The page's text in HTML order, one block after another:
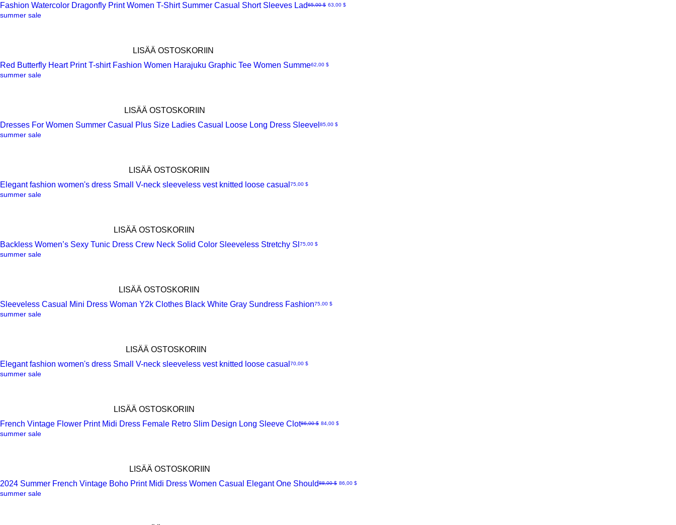
Pikakatselu
Fashion Watercolor Dragonfly Print Women T-Shirt Summer Casual Short Sleeves LadNormaali hinta
65,00 $ Alehinta
63,00 $
summer sale
LISÄÄ OSTOSKORIIN
Pikakatselu
Red Butterfly Heart Print T-shirt Fashion Women Harajuku Graphic Tee Women SummeHinta
62,00 $
summer sale
LISÄÄ OSTOSKORIIN
Pikakatselu
Dresses For Women Summer Casual Plus Size Ladies Casual Loose Long Dress Sleevel Hinta
85,00 $
summer sale
LISÄÄ OSTOSKORIIN
Pikakatselu
Elegant fashion women's dress Small V-neck sleeveless vest knitted loose casual Hinta
75,00 $
summer sale
LISÄÄ OSTOSKORIIN
Pikakatselu
Backless Women’s Sexy Tunic Dress Crew Neck Solid Color Sleeveless Stretchy Sl Hinta
75,00 $
summer sale
LISÄÄ OSTOSKORIIN
Pikakatselu
Sleeveless Casual Mini Dress Woman Y2k Clothes Black White Gray Sundress FashionHinta
75,00 $
summer sale
LISÄÄ OSTOSKORIIN
Pikakatselu
Elegant fashion women's dress Small V-neck sleeveless vest knitted loose casual Hinta
70,00 $
summer sale
LISÄÄ OSTOSKORIIN
Pikakatselu
French Vintage Flower Print Midi Dress Female Retro Slim Design Long Sleeve ClotNormaali hinta
86,00 $ Alehinta
84,00 $
summer sale
LISÄÄ OSTOSKORIIN
Pikakatselu
2024 Summer French Vintage Boho Print Midi Dress Women Casual Elegant One ShouldNormaali hinta
88,00 $ Alehinta
86,00 $
summer sale